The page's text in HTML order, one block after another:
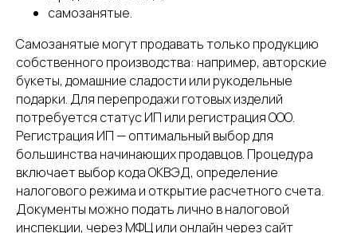
самозанятые.
Самозанятые могут продавать только продукцию
собственного производства: например, авторские
букеты, домашние сладости или рукодельные
подарки. Для перепродажи готовых изделий
потребуется статус ИП или регистрация ООО.
Регистрация ИП — оптимальный выбор для
большинства начинающих продавцов. Процедура
включает выбор кода ОКВЭД, определение
налогового режима и открытие расчетного счета.
Документы можно подать лично в налоговой
инспекции, через МФЦ или онлайн через сайт
100